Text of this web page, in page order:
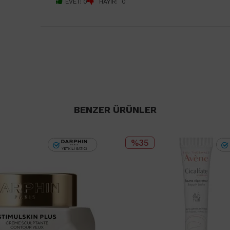
EVET: 0 HAYIR: 0
BENZER ÜRÜNLER
%35